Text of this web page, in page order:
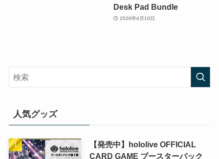
Desk Pad Bundle
2026年4月10日
人気グッズ
【発売中】hololive OFFICIAL
CARD GAME ブースターパック